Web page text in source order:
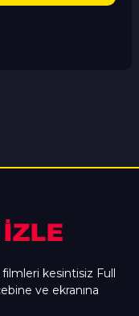
kesintisiz Full
ve ekranına